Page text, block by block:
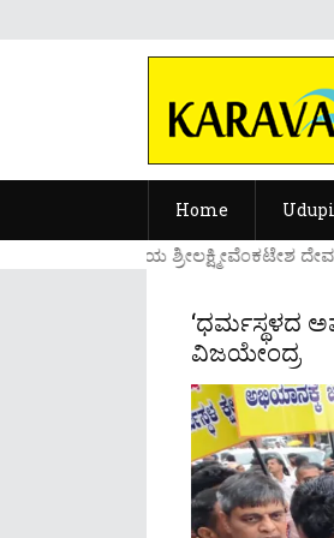
Home Udupi
....ಉಡುಪಿಯ ಶ್ರೀಲಕ್ಷ್ಮೀವೆ೦ಕಟೇಶ
‘ಧರ್ಮಸ್ಥಳದ
ವಿಜಯೇಂದ್ರ